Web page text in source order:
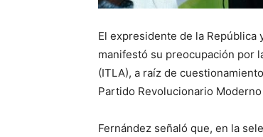
El expresidente de la
manifestó su preocupación por
(ITLA), a raíz de
Partido Revolucionario Moderno
Fernández señaló que, en la